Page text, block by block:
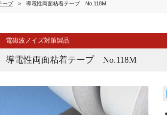
ープ 導電性両面粘着テープ No.118M
電磁波ノイズ対策製品
導電性両面粘着テープ No.118M